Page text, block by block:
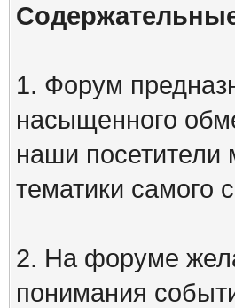
1. Форум
насыщенного
наши посетители
тематики самого
2. На форуме
понимания